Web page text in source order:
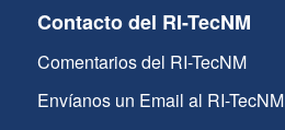
Contacto del RI-TecNM
Comentarios del RI-TecNM
Envíanos un Email al RI-TecNM